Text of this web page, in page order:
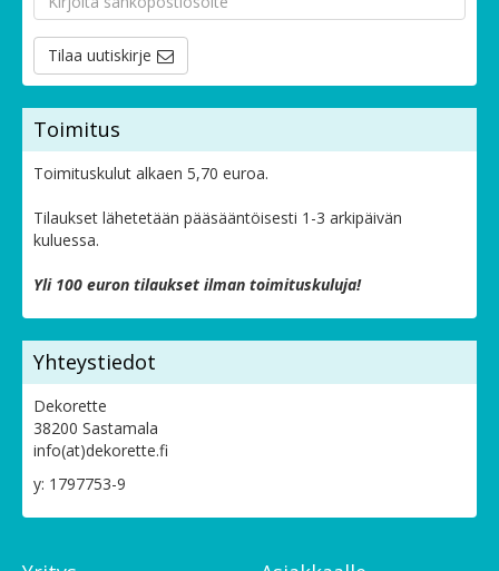
Tilaa uutiskirje
Toimitus
Toimituskulut alkaen 5,70 euroa.
Tilaukset lähetetään pääsääntöisesti 1-3 arkipäivän
kuluessa.
Yli 100 euron tilaukset ilman toimituskuluja!
Yhteystiedot
Dekorette
38200 Sastamala
info(at)dekorette.fi
y: 1797753-9